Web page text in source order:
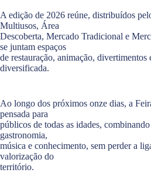
A edição de 2026 reúne, distribuídos
Multiusos, Área
Descoberta, Mercado Tradicional e
se juntam espaços
de restauração, animação,
diversificada.
Ao longo dos próximos onze dias, a
pensada para
públicos de todas as idades,
gastronomia,
música e conhecimento, sem perder a
valorização do
território.